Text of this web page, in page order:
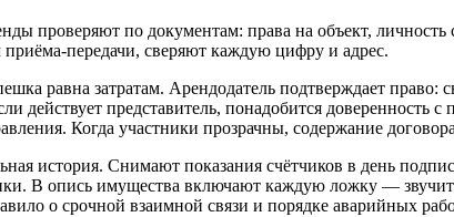
проверяют по документам: права на объект,
сверяют каждую цифру и адрес.
равна затратам. Арендодатель подтверждает
действует представитель, понадобится
Когда участники прозрачны, содержание
история. Снимают показания счётчиков в день
В опись имущества включают каждую ложку —
о срочной взаимной связи и порядке аварийных